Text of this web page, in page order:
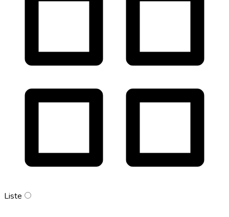
Liste